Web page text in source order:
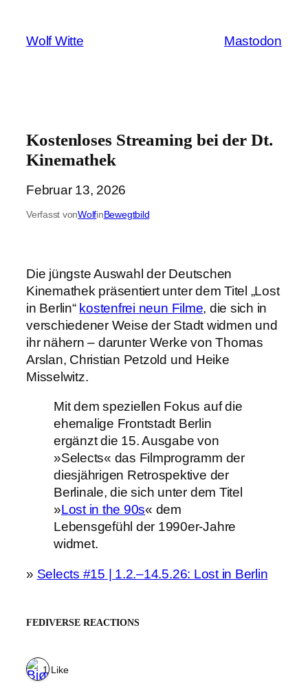
springen
Wolf Witte Mastodon
Kostenloses Streaming bei der Dt.
Kinemathek
Februar 13, 2026
Verfasst vonWolfinBewegtbild
Die jüngste Auswahl der Deutschen
Kinemathek präsentiert unter dem Titel „Lost
in Berlin“ kostenfrei neun Filme, die sich in
verschiedener Weise der Stadt widmen und
ihr nähern – darunter Werke von Thomas
Arslan, Christian Petzold und Heike
Misselwitz.
Mit dem speziellen Fokus auf die
ehemalige Frontstadt Berlin
ergänzt die 15. Ausgabe von
»Selects« das Filmprogramm der
diesjährigen Retrospektive der
Berlinale, die sich unter dem Titel
»Lost in the 90s« dem
Lebensgefühl der 1990er-Jahre
widmet.
» Selects #15 | 1.2.–14.5.26: Lost in Berlin
FEDIVERSE REACTIONS
1 Like